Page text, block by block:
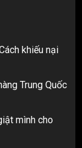
khiếu nại
Trung Quốc
mình cho